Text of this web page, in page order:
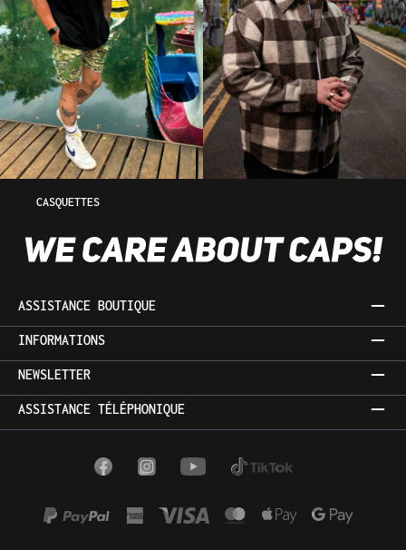
CASQUETTES
ASSISTANCE BOUTIQUE
INFORMATIONS
NEWSLETTER
ASSISTANCE TÉLÉPHONIQUE